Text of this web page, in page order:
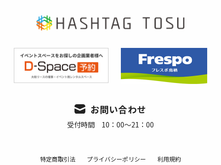
お問い合わせ
受付時間 10：00～21：00
特定商取引法 プライバシーポリシー 利用規約